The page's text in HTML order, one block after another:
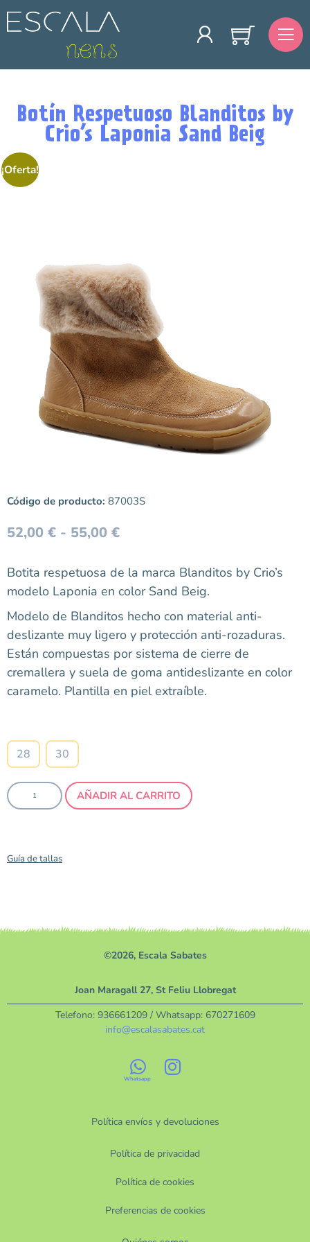
Botín Respetuoso Blanditos by
Crio’s Laponia Sand Beig
¡Oferta!
Código de producto: 87003S
52,00 € - 55,00 €
Botita respetuosa de la marca Blanditos by Crio’s
modelo Laponia en color Sand Beig.
Modelo de Blanditos hecho con material anti-
deslizante muy ligero y protección anti-rozaduras.
Están compuestas por sistema de cierre de
cremallera y suela de goma antideslizante en color
caramelo. Plantilla en piel extraíble.
28 30
AÑADIR AL CARRITO
Guía de tallas
©2026, Escala Sabates
Política envíos y devoluciones
Política de privacidad
Política de cookies
Preferencias de cookies
Joan Maragall 27, St Feliu Llobregat
Telefono: 936661209/ Whatsapp: 670271609
info@escalasabates.cat